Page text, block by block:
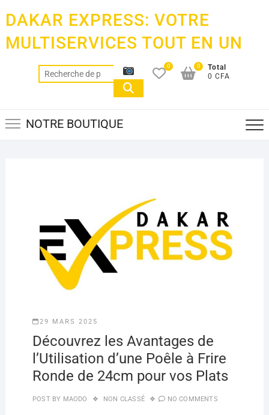
content
DAKAR EXPRESS: VOTRE
MULTISERVICES TOUT EN UN
Recherche
pour :
0
Total
0 CFA
0
NOTRE BOUTIQUE
29 MARS 2025
Découvrez les Avantages de
l’Utilisation d’une Poêle à Frire
Ronde de 24cm pour vos Plats
POST BY MAODO NON CLASSÉ NO COMMENTS